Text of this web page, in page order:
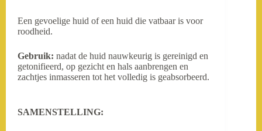
Een gevoelige huid of een huid die vatbaar is voor
roodheid.
Gebruik: nadat de huid nauwkeurig is gereinigd en
getonifieerd, op gezicht en hals aanbrengen en
zachtjes inmasseren tot het volledig is geabsorbeerd.
SAMENSTELLING: